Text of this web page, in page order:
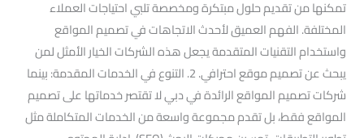
تمكنها من تقديم حلول مبتكرة ومخصصة تلبي احتياجات العملاء
المختلفة. الفهم العميق لأحدث الاتجاهات في تصميم المواقع
واستخدام التقنيات المتقدمة يجعل هذه الشركات الخيار الأمثل لمن
يبحث عن تصميم موقع احترافي. 2. التنوع في الخدمات المقدمة: بينما
شركات تصميم المواقع الرائدة في دبي لا تقتصر خدماتها على تصميم
المواقع فقط، بل تقدم مجموعة واسعة من الخدمات المتكاملة مثل